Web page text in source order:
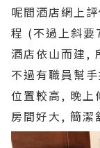
呢間酒店網上
程 (不過上斜
酒店依山而建,
不過有職員幫
位置較高, 晚上
房間好大, 簡潔